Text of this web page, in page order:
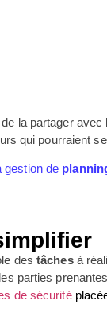
la partager
qui pourraient
gestion de
destâchesà
parties
de sécurité